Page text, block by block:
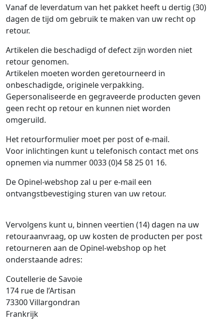
Vanaf de leverdatum van het pakket heeft u dertig (30)
dagen de tijd om gebruik te maken van uw recht op
retour.
Artikelen die beschadigd of defect zijn worden niet
retour genomen.
Artikelen moeten worden geretourneerd in
onbeschadigde, originele verpakking.
Gepersonaliseerde en gegraveerde producten geven
geen recht op retour en kunnen niet worden
omgeruild.
Het retourformulier moet per post of e-mail.
Voor inlichtingen kunt u telefonisch contact met ons
opnemen via nummer 0033 (0)4 58 25 01 16.
De Opinel-webshop zal u per e-mail een
ontvangstbevestiging sturen van uw retour.
Vervolgens kunt u, binnen veertien (14) dagen na uw
retouraanvraag, op uw kosten de producten per post
retourneren aan de Opinel-webshop op het
onderstaande adres:
Coutellerie de Savoie
174 rue de l’Artisan
73300 Villargondran
Frankrijk